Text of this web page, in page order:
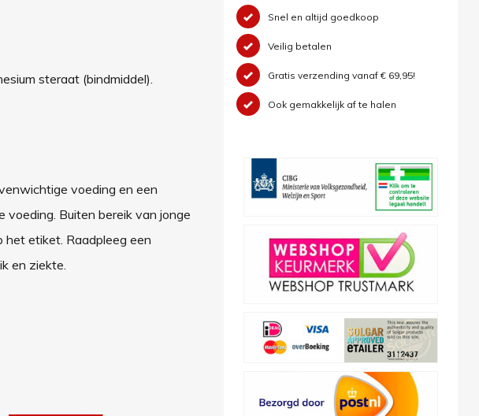
steraat (bindmiddel).
voeding en een
voeding. Buiten bereik van jonge
het etiket. Raadpleeg een
en ziekte.
Snel en altijd goedkoop
Veilig betalen
Gratis verzending vanaf € 69,95!
Ook gemakkelijk af te halen